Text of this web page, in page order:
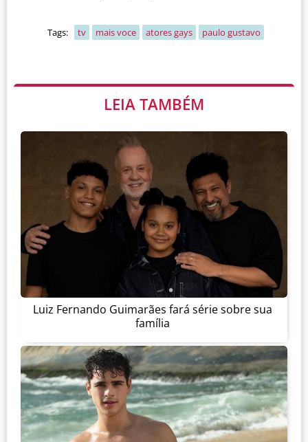
Tags: tv mais voce atores gays paulo gustavo
LEIA TAMBÉM
Luiz Fernando Guimarães fará série sobre sua
família